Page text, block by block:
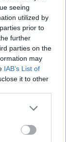
seeing
utilized by
prior to
further
parties on the
may
IAB’s List of
it to other
(2)
Pasak